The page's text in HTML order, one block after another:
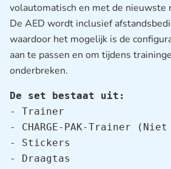
volautomatisch en met de nieuwste
De AED wordt inclusief
waardoor het mogelijk is de
aan te passen en om tijdens
onderbreken.
De set bestaat uit:
- Trainer
- CHARGE-PAK-Trainer
- Stickers
- Draagtas